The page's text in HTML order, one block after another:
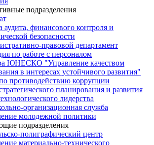
подразделения
аудита, финансового контроля и
безопасности
правовой департамент
по работе с персоналом
ЮНЕСКО "Управление качеством
в интересах устойчивого развития"
противодействию коррупции
планирования и развития
лидерства
организационная служба
молодежной политики
подразделения
полиграфический центр
материально-технического